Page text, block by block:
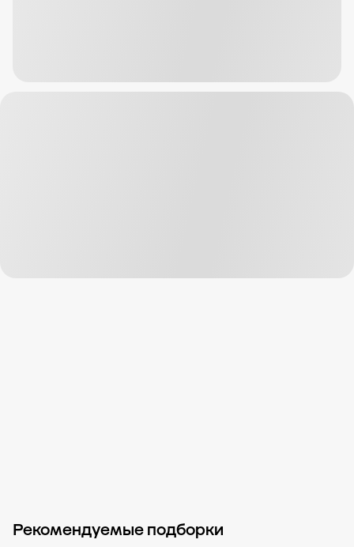
Рекомендуемые подборки
Новости компании Журнал ЗОЛОТОЙ Блог